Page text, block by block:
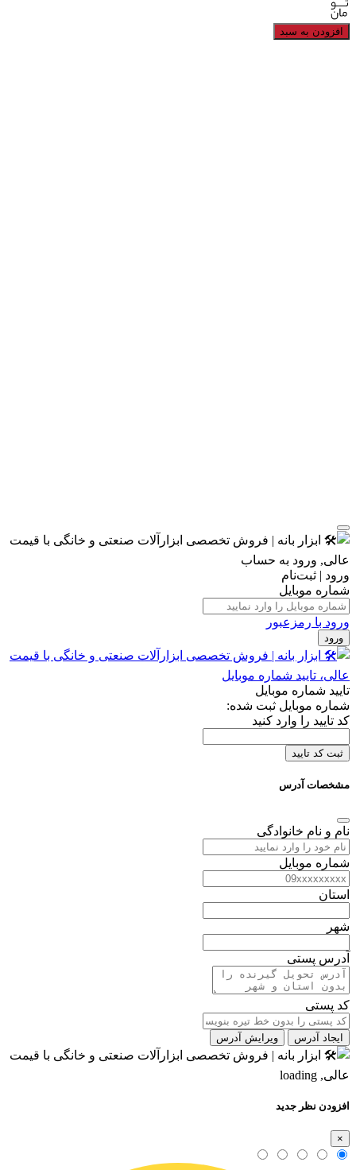
افزودن به سبد
ورود | ثبت‌نام
شماره موبایل
ورود با رمزعبور
ورود
تایید شماره موبایل
شماره موبایل ثبت شده:
کد تایید را وارد کنید
ثبت کد تایید
مشخصات آدرس
نام و نام خانوادگی
شماره موبایل
استان
شهر
آدرس پستی
کد پستی
ایجاد آدرس ویرایش آدرس
افزودن نظر جدید
×